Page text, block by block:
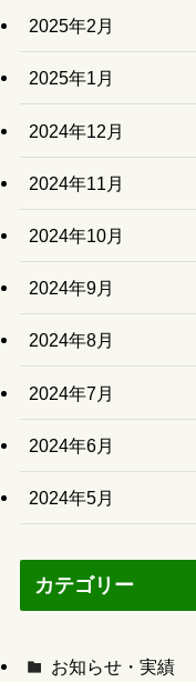
2025年2月
2025年1月
2024年12月
2024年11月
2024年10月
2024年9月
2024年8月
2024年7月
2024年6月
2024年5月
カテゴリー
お知らせ・実績